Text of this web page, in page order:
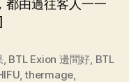
都由過往客人一一
, BTL Exion 邊間好, BTL
,thermage,